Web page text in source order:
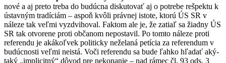
nové a aj preto treba do budúcna diskutovať aj o potrebe rešpektu k
ústavným tradíciám – aspoň kvôli právnej istote, ktorú ÚS SR v
náleze tak veľmi vyzdvihoval. Faktom ale je, že zatiaľ sa žiadny ÚS
SR tak otvorene proti občanom nepostavil. Po tomto náleze proti
referendu je akákoľvek politicky neželaná petícia za referendum v
budúcnosti veľmi neistá. Voči referendu sa bude ľahko hľadať aký-
taký „implicitný“ dôvod pre nekonanie – nad rámec čl. 93 ods. 3